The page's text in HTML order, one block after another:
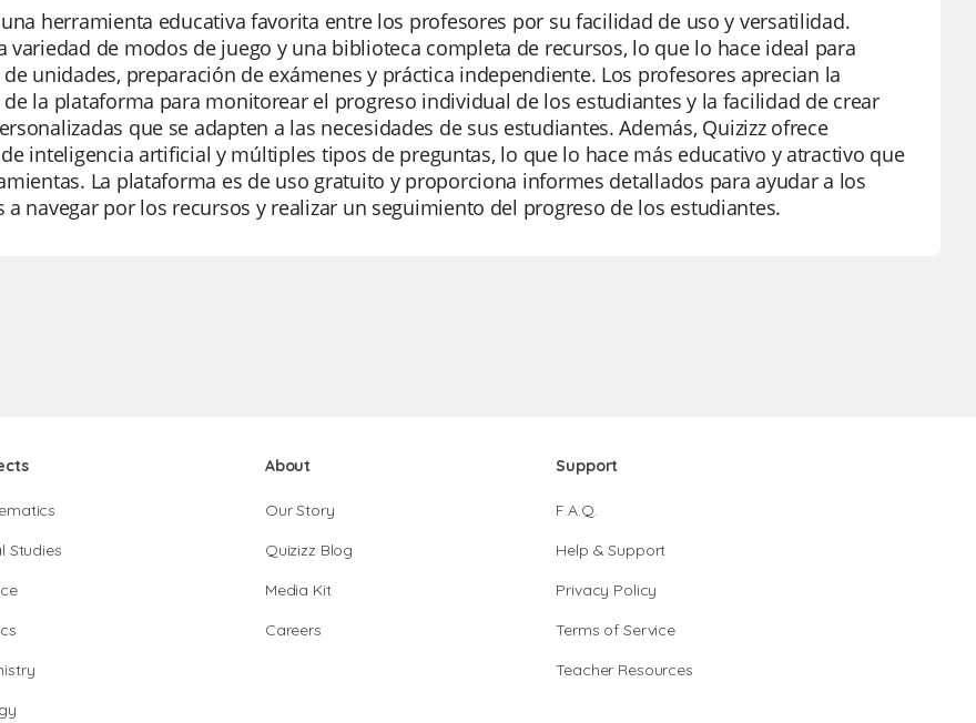
una herramienta educativa favorita entre los profesores por su facilidad de uso y versatilidad.
variedad de modos de juego y una biblioteca completa de recursos, lo que lo hace ideal para
unidades, preparación de exámenes y práctica independiente. Los profesores aprecian la
de la plataforma para monitorear el progreso individual de los estudiantes y la facilidad de crear
que se adapten a las necesidades de sus estudiantes. Además, Quizizz ofrece
inteligencia artificial y múltiples tipos de preguntas, lo que lo hace más educativo y atractivo que
La plataforma es de uso gratuito y proporciona informes detallados para ayudar a los
a navegar por los recursos y realizar un seguimiento del progreso de los estudiantes.
Studies
About
Our Story
Quizizz Blog
Media Kit
Careers
Support
F.A.Q.
Help & Support
Privacy Policy
Terms of Service
Teacher Resources